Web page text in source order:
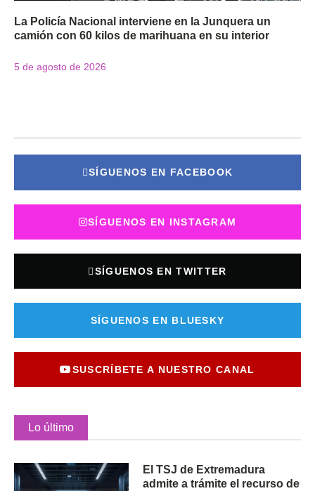
La Policía Nacional interviene en la Junquera un
camión con 60 kilos de marihuana en su interior
5 de agosto de 2026
SÍGUENOS EN FACEBOOK
SÍGUENOS EN INSTAGRAM
SÍGUENOS EN TWITTER
SÍGUENOS EN BLUESKY
SUSCRÍBETE A NUESTRO CANAL
Lo último
El TSJ de Extremadura
admite a trámite el recurso de